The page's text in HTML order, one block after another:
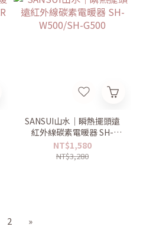
SANSUI山水｜瞬熱擺頭遠
紅外線碳素電暖器 SH-
W500/SH-G500
NT$1,580
NT$3,280
2 »